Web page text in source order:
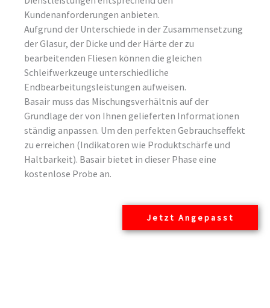
Kundenanforderungen anbieten.
Aufgrund der Unterschiede in der Zusammensetzung
der Glasur, der Dicke und der Härte der zu
bearbeitenden Fliesen können die gleichen
Schleifwerkzeuge unterschiedliche
Endbearbeitungsleistungen aufweisen.
Basair muss das Mischungsverhältnis auf der
Grundlage der von Ihnen gelieferten Informationen
ständig anpassen. Um den perfekten Gebrauchseffekt
zu erreichen (Indikatoren wie Produktschärfe und
Haltbarkeit). Basair bietet in dieser Phase eine
kostenlose Probe an.
Jetzt Angepasst